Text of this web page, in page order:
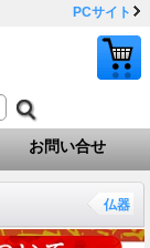
PCサイト
お問い合せ
仏器